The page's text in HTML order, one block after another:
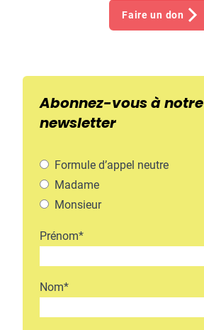
Faire un don
Abonnez-vous à notre
newsletter
Formule d’appel neutre
Madame
Monsieur
Prénom*
Nom*